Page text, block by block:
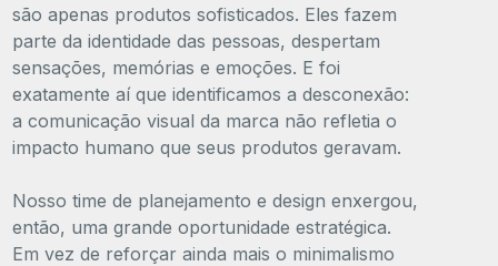
são apenas produtos sofisticados. Eles fazem
parte da identidade das pessoas, despertam
sensações, memórias e emoções. E foi
exatamente aí que identificamos a desconexão:
a comunicação visual da marca não refletia o
impacto humano que seus produtos geravam.
Nosso time de planejamento e design enxergou,
então, uma grande oportunidade estratégica.
Em vez de reforçar ainda mais o minimalismo